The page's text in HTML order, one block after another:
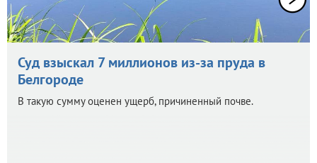
Суд взыскал 7 миллионов из-за пруда в
Белгороде
В такую сумму оценен ущерб, причиненный почве.